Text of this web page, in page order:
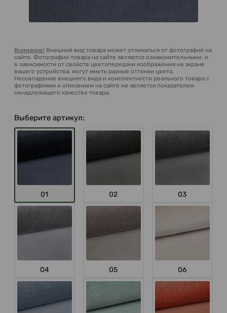
Внимание! Внешний вид товара может отличаться от фотографий на
сайте. Фотографии товара на сайте являются ознакомительными, и
в зависимости от свойств цветопередачи изображения на экране
вашего устройства, могут иметь разные оттенки цвета.
Несовпадение внешнего вида и комплектности реального товара с
фотографиями и описанием на сайте не является показателем
ненадлежащего качества товара.
Выберите артикул:
01 02 03
04 05 06